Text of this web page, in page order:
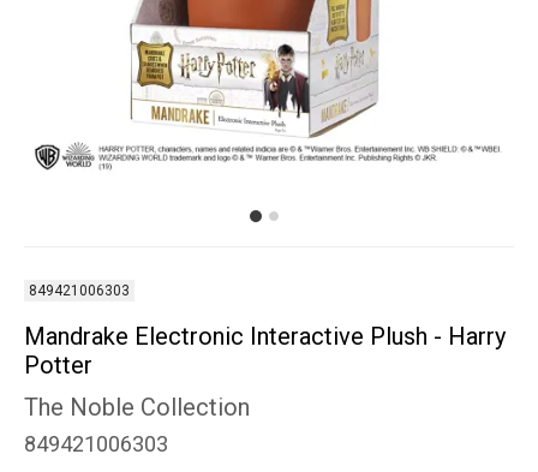
849421006303
Mandrake Electronic Interactive Plush - Harry
Potter
The Noble Collection
849421006303